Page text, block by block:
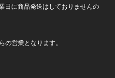
日に商品発送はしておりませんの
の営業となります。